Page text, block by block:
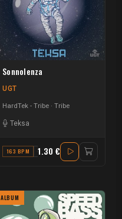
Sonnolenza
UGT
HardTek - Tribe Tribe
Teksa
163 BPM G# MAJOR
1.30 €
ALBUM